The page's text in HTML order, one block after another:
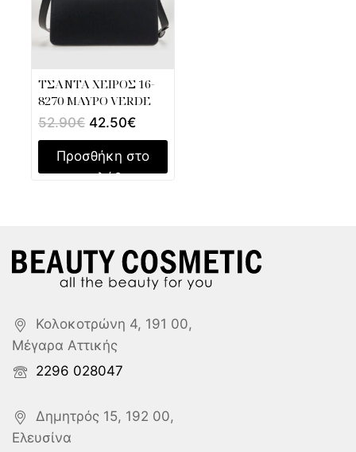
ΤΣΑΝΤΑ ΧΕΙΡΟΣ 16-
8270 ΜΑΥΡΟ VERDE
52.90€ 42.50€
Προσθήκη στο
καλάθι
Κολοκοτρώνη 4, 191 00,
Μέγαρα Αττικής
2296 028047
Δημητρός 15, 192 00,
Ελευσίνα